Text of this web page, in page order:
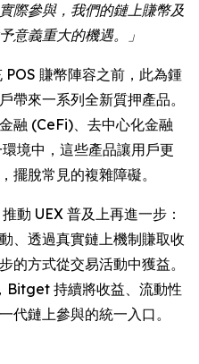
際參與，我們的鏈上賺幣及
意義重大的機遇。」
賺幣陣容之前，此為鍾
帶來一系列全新質押產品。
融 (CeFi)、去中心化金融
境中，這些產品讓用戶更
擺脫常見的複雜障礙。
動 UEX 普及上再進一步：
、透過真實鏈上機制賺取收
的方式從交易活動中獲益。
Bitget 持續將收益、流動性
代鏈上參與的統一入口。